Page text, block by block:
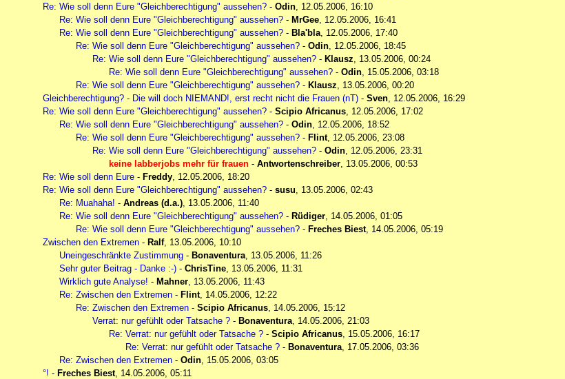
Re: Wie soll denn Eure "Gleichberechtigung" aussehen? - Odin, 12.05.2006, 16:10
Re: Wie soll denn Eure "Gleichberechtigung" aussehen? - MrGee, 12.05.2006, 16:41
Re: Wie soll denn Eure "Gleichberechtigung" aussehen? - Bla'bla, 12.05.2006, 17:40
Re: Wie soll denn Eure "Gleichberechtigung" aussehen? - Odin, 12.05.2006, 18:45
Re: Wie soll denn Eure "Gleichberechtigung" aussehen? - Klausz, 13.05.2006, 00:24
Re: Wie soll denn Eure "Gleichberechtigung" aussehen? - Odin, 15.05.2006, 03:18
Re: Wie soll denn Eure "Gleichberechtigung" aussehen? - Klausz, 13.05.2006, 00:20
Gleichberechtigung? - Die will doch NIEMAND!, erst recht nicht die Frauen (nT) - Sven, 12.05.2006, 16:29
Re: Wie soll denn Eure "Gleichberechtigung" aussehen? - Scipio Africanus, 12.05.2006, 17:02
Re: Wie soll denn Eure "Gleichberechtigung" aussehen? - Odin, 12.05.2006, 18:52
Re: Wie soll denn Eure "Gleichberechtigung" aussehen? - Flint, 12.05.2006, 23:08
Re: Wie soll denn Eure "Gleichberechtigung" aussehen? - Odin, 12.05.2006, 23:31
keine labberjobs mehr für frauen - Antwortenschreiber, 13.05.2006, 00:53
Re: Wie soll denn Eure - Freddy, 12.05.2006, 18:20
Re: Wie soll denn Eure "Gleichberechtigung" aussehen? - susu, 13.05.2006, 02:43
Re: Muahaha! - Andreas (d.a.), 13.05.2006, 11:40
Re: Wie soll denn Eure "Gleichberechtigung" aussehen? - Rüdiger, 14.05.2006, 01:05
Re: Wie soll denn Eure "Gleichberechtigung" aussehen? - Freches Biest, 14.05.2006, 05:19
Zwischen den Extremen - Ralf, 13.05.2006, 10:10
Uneingeschränkte Zustimmung - Bonaventura, 13.05.2006, 11:26
Sehr guter Beitrag - Danke :-) - ChrisTine, 13.05.2006, 11:31
Wirklich gute Analyse! - Mahner, 13.05.2006, 11:43
Re: Zwischen den Extremen - Flint, 14.05.2006, 12:22
Re: Zwischen den Extremen - Scipio Africanus, 14.05.2006, 15:12
Verrat: nur gefühlt oder Tatsache ? - Bonaventura, 14.05.2006, 21:03
Re: Verrat: nur gefühlt oder Tatsache ? - Scipio Africanus, 15.05.2006, 16:17
Re: Verrat: nur gefühlt oder Tatsache ? - Bonaventura, 17.05.2006, 03:36
Re: Zwischen den Extremen - Odin, 15.05.2006, 03:05
°! - Freches Biest, 14.05.2006, 05:11